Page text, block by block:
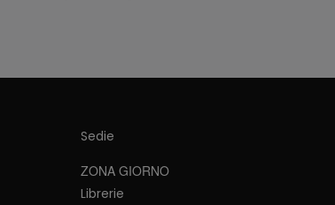
Sedie
ZONA GIORNO
Librerie